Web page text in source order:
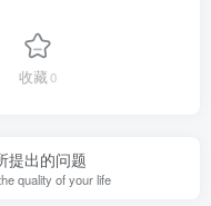
收藏0
提出的问题
quality of your life